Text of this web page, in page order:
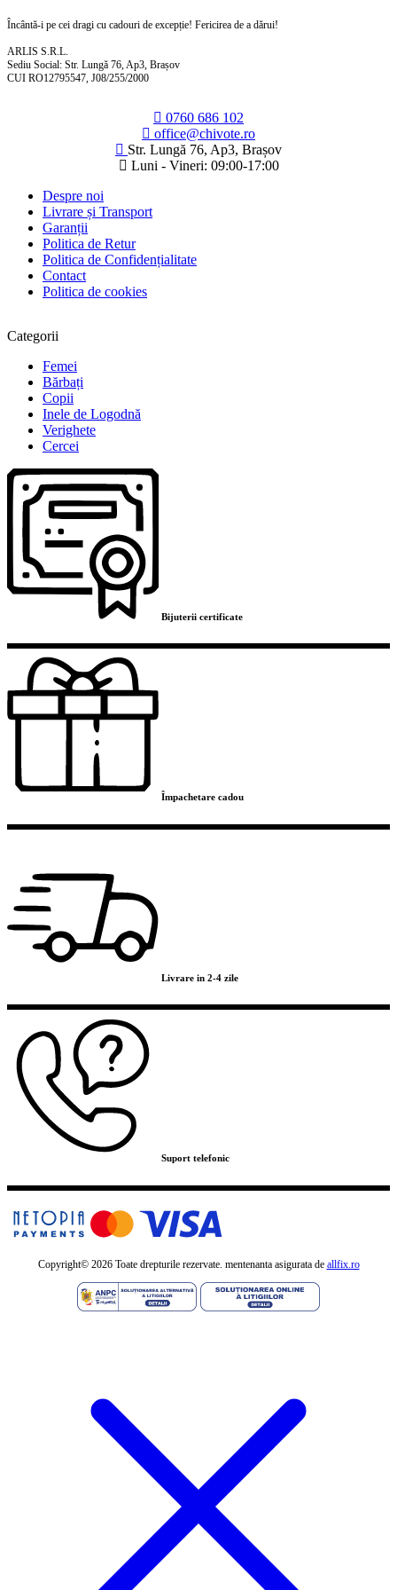
Încântă-i pe cei dragi cu cadouri de excepție! Fericirea de a dărui!
ARLIS S.R.L.
Sediu Social: Str. Lungă 76, Ap3, Brașov
CUI RO12795547, J08/255/2000
0760 686 102
office@chivote.ro
Str. Lungă 76, Ap3, Brașov
Luni - Vineri: 09:00-17:00
Despre noi
Livrare și Transport
Garanții
Politica de Retur
Politica de Confidențialitate
Contact
Politica de cookies
Categorii
Femei
Bărbați
Copii
Inele de Logodnă
Verighete
Cercei
Bijuterii certificate
Împachetare cadou
Livrare in 2-4 zile
Suport telefonic
Copyright© 2026 Toate drepturile rezervate. mentenanta asigurata de allfix.ro